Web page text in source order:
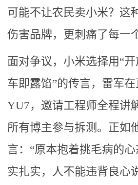
可能不让农民卖小米？这
伤害品牌，更刺痛了每一
面对争议，小米选择用“
车即露馅”的传言，雷军
YU7，邀请工程师全程讲
所有博主参与拆测。正如
言：“原本抱着挑毛病的
实扎实，人不能违背良心